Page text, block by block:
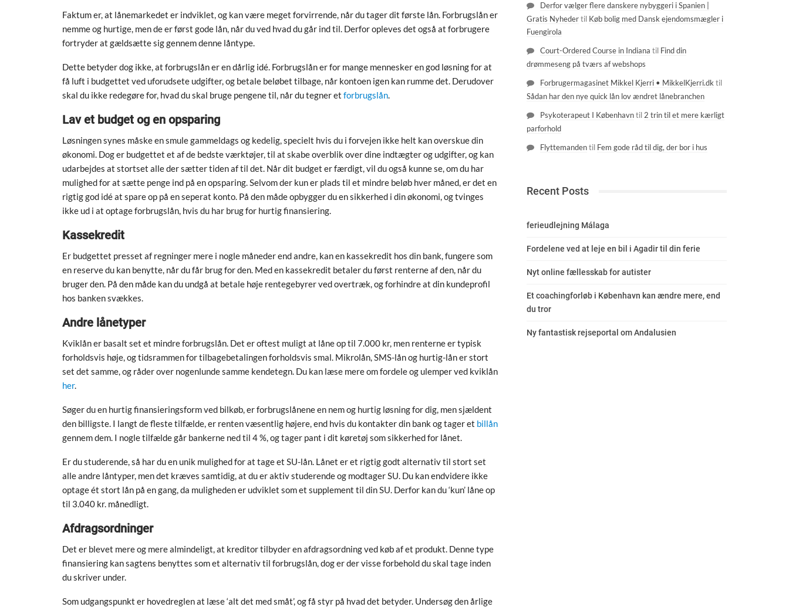
Faktum er, at lånemarkedet er indviklet, og kan være meget forvirrende, når du tager dit første lån. Forbrugslån er
nemme og hurtige, men de er først gode lån, når du ved hvad du går ind til. Derfor opleves det også at forbrugere
fortryder at gældsætte sig gennem denne låntype.
Dette betyder dog ikke, at forbrugslån er en dårlig idé. Forbrugslån er for mange mennesker en god løsning for at
få luft i budgettet ved uforudsete udgifter, og betale beløbet tilbage, når kontoen igen kan rumme det. Derudover
skal du ikke redegøre for, hvad du skal bruge pengene til, når du tegner et forbrugslån.
Lav et budget og en opsparing
Løsningen synes måske en smule gammeldags og kedelig, specielt hvis du i forvejen ikke helt kan overskue din
økonomi. Dog er budgettet et af de bedste værktøjer, til at skabe overblik over dine indtægter og udgifter, og kan
udarbejdes at stortset alle der sætter tiden af til det. Når dit budget er færdigt, vil du også kunne se, om du har
mulighed for at sætte penge ind på en opsparing. Selvom der kun er plads til et mindre beløb hver måned, er det en
rigtig god idé at spare op på en seperat konto. På den måde opbygger du en sikkerhed i din økonomi, og tvinges
ikke ud i at optage forbrugslån, hvis du har brug for hurtig finansiering.
Kassekredit
Er budgettet presset af regninger mere i nogle måneder end andre, kan en kassekredit hos din bank, fungere som
en reserve du kan benytte, når du får brug for den. Med en kassekredit betaler du først renterne af den, når du
bruger den. På den måde kan du undgå at betale høje rentegebyrer ved overtræk, og forhindre at din kundeprofil
hos banken svækkes.
Andre lånetyper
Kviklån er basalt set et mindre forbrugslån. Det er oftest muligt at låne op til 7.000 kr, men renterne er typisk
forholdsvis høje, og tidsrammen for tilbagebetalingen forholdsvis smal. Mikrolån, SMS-lån og hurtig-lån er stort
set det samme, og råder over nogenlunde samme kendetegn. Du kan læse mere om fordele og ulemper ved kviklån
her.
Søger du en hurtig finansieringsform ved bilkøb, er forbrugslånene en nem og hurtig løsning for dig, men sjældent
den billigste. I langt de fleste tilfælde, er renten væsentlig højere, end hvis du kontakter din bank og tager et billån
gennem dem. I nogle tilfælde går bankerne ned til 4 %, og tager pant i dit køretøj som sikkerhed for lånet.
Er du studerende, så har du en unik mulighed for at tage et SU-lån. Lånet er et rigtig godt alternativ til stort set
alle andre låntyper, men det kræves samtidig, at du er aktiv studerende og modtager SU. Du kan endvidere ikke
optage ét stort lån på en gang, da muligheden er udviklet som et supplement til din SU. Derfor kan du ‘kun’ låne op
til 3.040 kr. månedligt.
Afdragsordninger
Det er blevet mere og mere almindeligt, at kreditor tilbyder en afdragsordning ved køb af et produkt. Denne type
finansiering kan sagtens benyttes som et alternativ til forbrugslån, dog er der visse forbehold du skal tage inden
du skriver under.
Som udgangspunkt er hovedreglen at læse ‘alt det med småt’, og få styr på hvad det betyder. Undersøg den årlige
Derfor vælger flere danskere nybyggeri i Spanien |
Gratis Nyhedertil Køb bolig med Dansk ejendomsmægler i
Fuengirola
Court-Ordered Course in Indiana til Find din
drømmeseng på tværs af webshops
Forbrugermagasinet Mikkel Kjerri • MikkelKjerri.dktil
Sådan har den nye quick lån lov ændret lånebranchen
Psykoterapeut I Københavntil2 trin til et mere kærligt
parforhold
Flyttemandentil Fem gode råd til dig, der bor i hus
Recent Posts
ferieudlejning Málaga
Fordelene ved at leje en bil i Agadir til din ferie
Nyt online fællesskab for autister
Et coachingforløb i København kan ændre mere, end
du tror
Ny fantastisk rejseportal om Andalusien